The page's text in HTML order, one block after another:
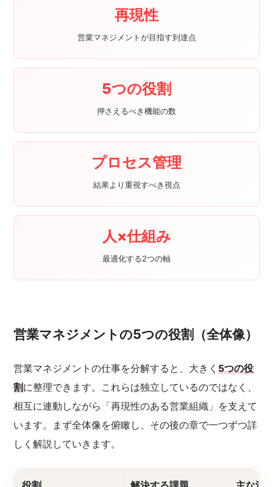
再現性
営業マネジメントが目指す到達点
5つの役割
押さえるべき機能の数
プロセス管理
結果より重視すべき視点
人×仕組み
最適化する2つの軸
営業マネジメントの5つの役割（全体像）
営業マネジメントの仕事を分解すると、大きく5つの役
割に整理できます。これらは独立しているのではなく、
相互に連動しながら「再現性のある営業組織」を支えて
います。まず全体像を俯瞰し、その後の章で一つずつ詳
しく解説していきます。